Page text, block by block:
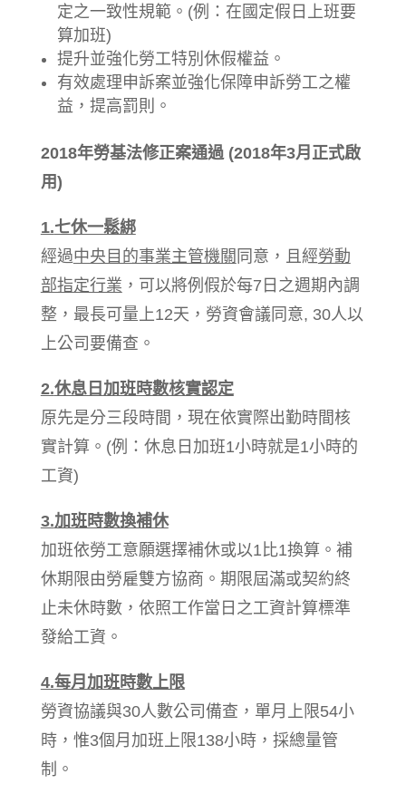
定之一致性規範。(例：在國定假日上班要
算加班)
提升並強化勞工特別休假權益。
有效處理申訴案並強化保障申訴勞工之權
益，提高罰則。
2018年勞基法修正案通過 (2018年3月正式啟
用)
1.七休一鬆綁
經過中央目的事業主管機關 同意，且經勞動
部指定行業 ，可以將例假於每7日之週期內調
整，最長可量上12天，勞資會議同意, 30人以
上公司要備查。
2.休息日加班時數核實認定
原先是分三段時間，現在依實際出勤時間核
實計算。(例：休息日加班1小時就是1小時的
工資)
3.加班時數換補休
加班依勞工意願選擇補休或以1比1換算。補
休期限由勞雇雙方協商。期限屆滿或契約終
止未休時數，依照工作當日之工資計算標準
發給工資。
4.每月加班時數上限
勞資協議與30人數公司備查，單月上限54小
時，惟3個月加班上限138小時，採總量管
制。